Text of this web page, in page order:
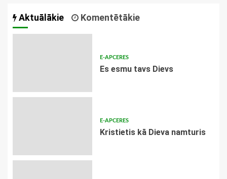
Aktuālākie Komentētākie
E-APCERES
Es esmu tavs Dievs
E-APCERES
Kristietis kā Dieva namturis